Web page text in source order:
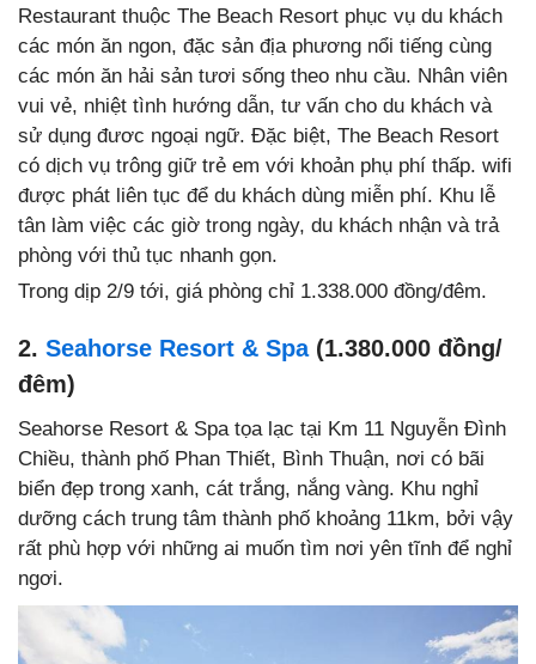
Restaurant thuộc The Beach Resort phục vụ du khách
các món ăn ngon, đặc sản địa phương nổi tiếng cùng
các món ăn hải sản tươi sống theo nhu cầu. Nhân viên
vui vẻ, nhiệt tình hướng dẫn, tư vấn cho du khách và
sử dụng đươc ngoại ngữ. Đặc biệt, The Beach Resort
có dịch vụ trông giữ trẻ em với khoản phụ phí thấp. wifi
được phát liên tục để du khách dùng miễn phí. Khu lễ
tân làm việc các giờ trong ngày, du khách nhận và trả
phòng với thủ tục nhanh gọn.
Trong dịp 2/9 tới, giá phòng chỉ 1.338.000 đồng/đêm.
2. Seahorse Resort & Spa(1.380.000 đồng/
đêm)
Seahorse Resort & Spa tọa lạc tại Km 11 Nguyễn Đình
Chiều, thành phố Phan Thiết, Bình Thuận, nơi có bãi
biển đẹp trong xanh, cát trắng, nắng vàng. Khu nghỉ
dưỡng cách trung tâm thành phố khoảng 11km, bởi vậy
rất phù hợp với những ai muốn tìm nơi yên tĩnh để nghỉ
ngơi.